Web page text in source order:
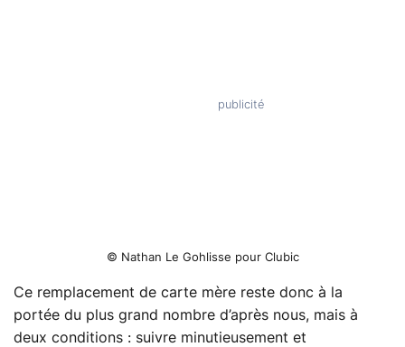
© Nathan Le Gohlisse pour Clubic
Ce remplacement de carte mère reste donc à la
portée du plus grand nombre d’après nous, mais à
deux conditions : suivre minutieusement et